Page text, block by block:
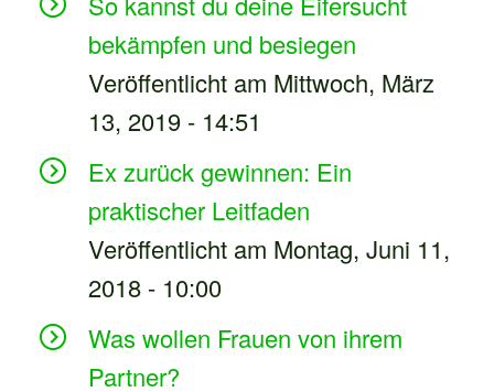
bekämpfen und besiegen
Veröffentlicht am Mittwoch, März
13, 2019 - 14:51
Ex zurück gewinnen: Ein
praktischer Leitfaden
Veröffentlicht am Montag, Juni 11,
2018 - 10:00
Was wollen Frauen von ihrem
Partner?